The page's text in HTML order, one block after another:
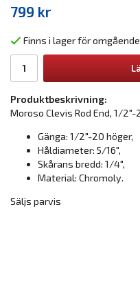
799 kr
Finns i lager för
Produktbeskrivning:
Moroso Clevis Rod End, 1/2"-
Gänga: 1/2"-20 höger,
Håldiameter: 5/16",
Skårans bredd: 1/4",
Material: Chromoly.
Säljs parvis